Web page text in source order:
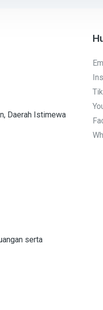
Daerah Istimewa
serta